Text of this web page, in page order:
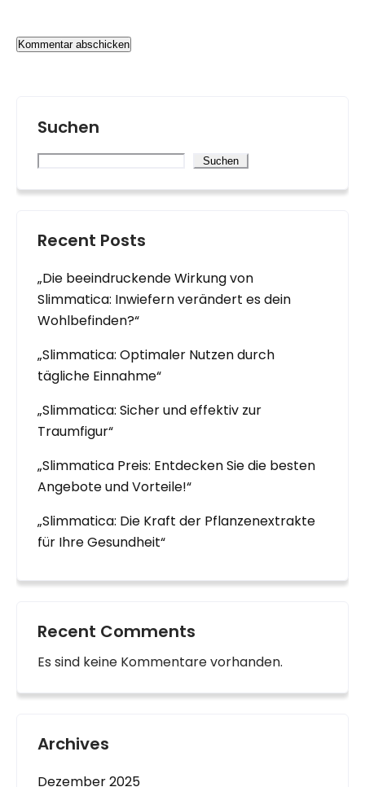
Suchen
Suchen
Recent Posts
„Die beeindruckende Wirkung von
Slimmatica: Inwiefern verändert es dein
Wohlbefinden?“
„Slimmatica: Optimaler Nutzen durch
tägliche Einnahme“
„Slimmatica: Sicher und effektiv zur
Traumfigur“
„Slimmatica Preis: Entdecken Sie die besten
Angebote und Vorteile!“
„Slimmatica: Die Kraft der Pflanzenextrakte
für Ihre Gesundheit“
Recent Comments
Es sind keine Kommentare vorhanden.
Archives
Dezember 2025